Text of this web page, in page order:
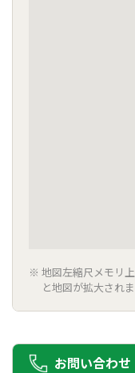
地図左縮尺メモリ
と地図が拡大され
お問い合わせ